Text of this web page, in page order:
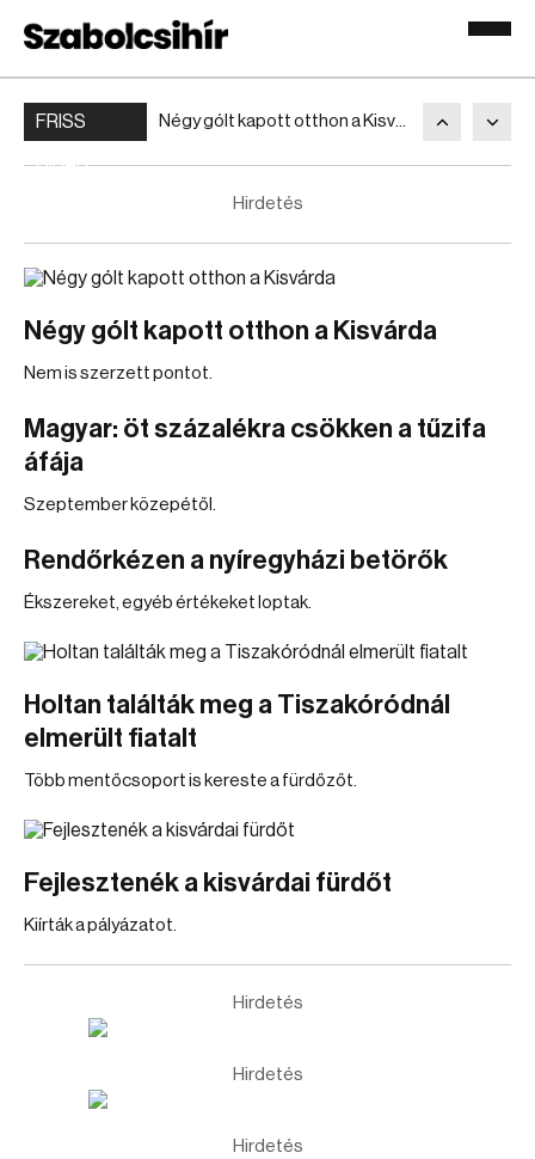
FRISS
Négy gólt kapott otthon a Kisvárda
Hirdetés
Négy gólt kapott otthon a Kisvárda
Nem is szerzett pontot.
Magyar: öt százalékra csökken a tűzifa
áfája
Szeptember közepétől.
Rendőrkézen a nyíregyházi betörők
Ékszereket, egyéb értékeket loptak.
Holtan találták meg a Tiszakóródnál
elmerült fiatalt
Több mentőcsoport is kereste a fürdőzőt.
Fejlesztenék a kisvárdai fürdőt
Kiírták a pályázatot.
Hirdetés
Hirdetés
Hirdetés